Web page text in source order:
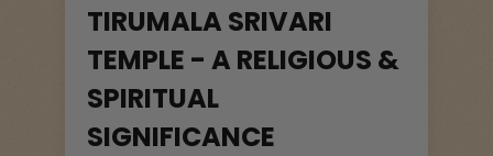
TIRUMALA SRIVARI
TEMPLE - A RELIGIOUS &
SPIRITUAL
SIGNIFICANCE